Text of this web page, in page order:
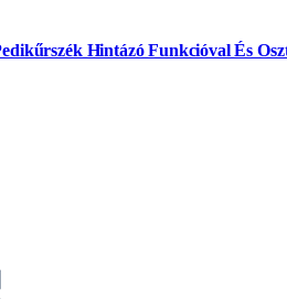
Hintázó Funkcióval És